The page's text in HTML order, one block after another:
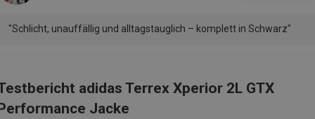
"Schlicht, unauffällig und alltagstauglich – komplett in Schwarz"
adidas Terrex Xperior 2L GTX
Jacke